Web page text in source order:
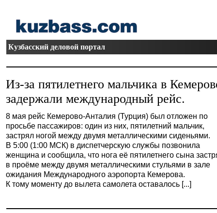
Кузбасский деловой портал
Из-за пятилетнего мальчика в
задержали международный рейс.
8 мая рейс Кемерово-Анталия (Турция) был отложен по
просьбе пассажиров: один из них, пятилетний мальчик,
застрял ногой между двумя металлическими сиденьями.
В 5:00 (1:00 МСК) в диспетчерскую службы позвонила
женщина и сообщила, что нога её пятилетнего сына
в проёме между двумя металлическими стульями в зале
ожидания Международного аэропорта Кемерова.
К тому моменту до вылета самолета оставалось [...]